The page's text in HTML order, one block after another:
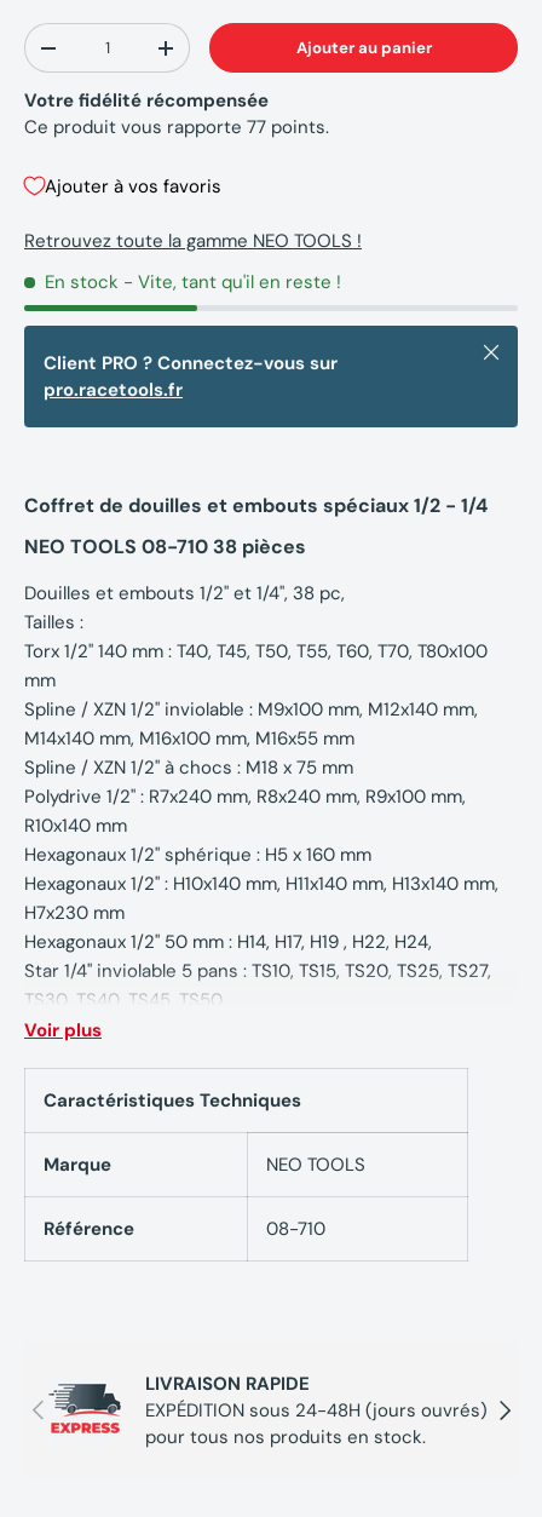
Qté
-
+ Ajouter au panier
Votre fidélité récompensée
Ce produit vous rapporte 77 points.
Ajouter à vos favoris
Retrouvez toute la gamme NEO TOOLS !
En stock - Vite, tant qu'il en reste !
Client PRO ? Connectez-vous sur
pro.racetools.fr
Fermer
Coffret de douilles et embouts spéciaux 1/2 - 1/4
NEO TOOLS 08-710 38 pièces
Douilles et embouts 1/2" et 1/4", 38 pc,
Tailles :
Torx 1/2" 140 mm : T40, T45, T50, T55, T60, T70, T80x100
mm
Spline / XZN 1/2" inviolable : M9x100 mm, M12x140 mm,
M14x140 mm, M16x100 mm, M16x55 mm
Spline / XZN 1/2" à chocs : M18 x 75 mm
Polydrive 1/2" : R7x240 mm, R8x240 mm, R9x100 mm,
R10x140 mm
Hexagonaux 1/2" sphérique : H5 x 160 mm
Hexagonaux 1/2" : H10x140 mm, H11x140 mm, H13x140 mm,
H7x230 mm
Hexagonaux 1/2" 50 mm : H14, H17, H19 , H22, H24,
Star 1/4" inviolable 5 pans : TS10, TS15, TS20, TS25, TS27,
TS30, TS40, TS45, TS50
Star 1/2" inviolable 5 pans : TS30x300 mm
GARANTIE 25 ANS
Voir plus
Caractéristiques Techniques
Marque NEO TOOLS
Référence 08-710
Précédent
LIVRAISON RAPIDE
EXPÉDITION sous 24-48H (jours ouvrés)
pour tous nos produits en stock.